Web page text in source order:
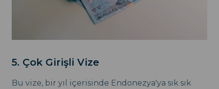
5. Çok Girişli Vize
Bu vize, bir yıl içerisinde Endonezya'ya sık sık